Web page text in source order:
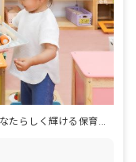
子どもの笑顔が育つ場所で、あなたらしく輝ける保育の仕事